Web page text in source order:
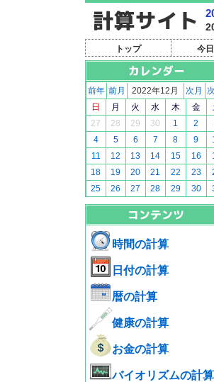
トップ 今
前年 前月 2022年12月 次月
日
月 火 水 木 金
27
28 29 30 1 2
4
5 6 7 8 9
11
12 13 14 15 16
18
19 20 21 22 23
25
26 27 28 29 30
時間の計算
日付の計算
暦の計算
健康の計算
お金の計算
バイオリズムの計算